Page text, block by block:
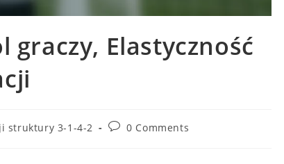
graczy, Elastyczność
struktury 3-1-4-2
Post0 Comments